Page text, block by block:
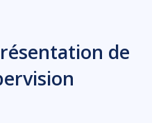
de